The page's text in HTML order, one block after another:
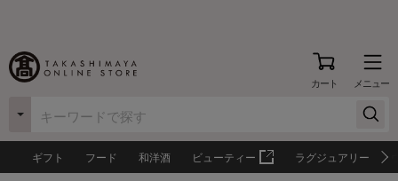
カート メニュー
ギフト フード 和洋酒 ビューティー ラグジュアリー